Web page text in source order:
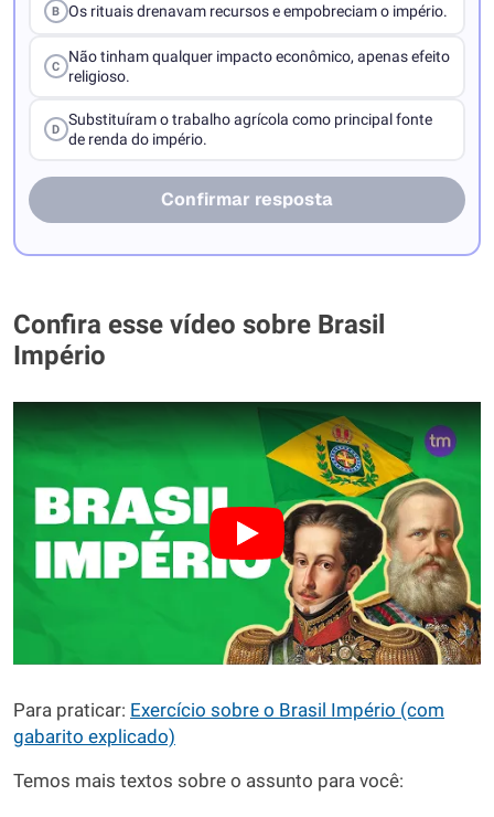
B Os rituais drenavam recursos e empobreciam o império.
C
Não tinham qualquer impacto econômico, apenas efeito
religioso.
D
Substituíram o trabalho agrícola como principal fonte
de renda do império.
Confirmar resposta
Confira esse vídeo sobre Brasil
Império
Para praticar: Exercício sobre o Brasil Império (com
gabarito explicado)
Temos mais textos sobre o assunto para você: